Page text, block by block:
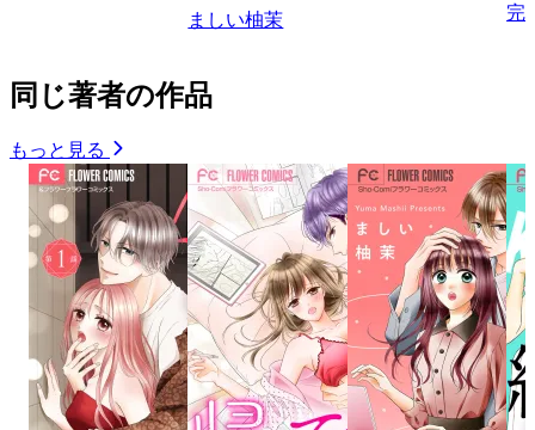
ましい柚茉 完
同じ著者の作品
もっと見る